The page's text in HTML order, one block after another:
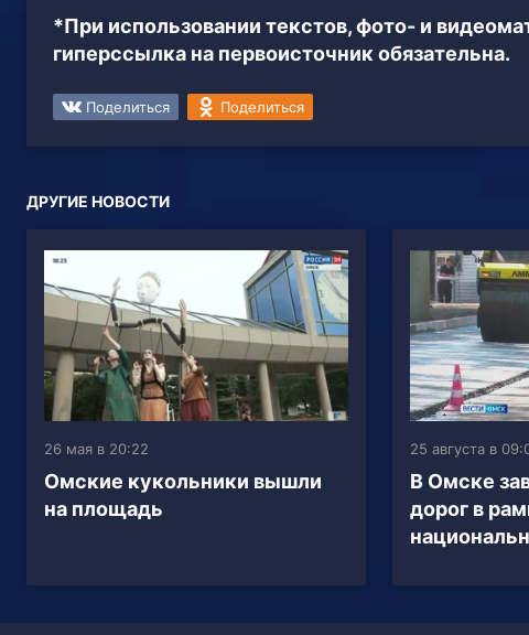
*При использовании текстов, фото- и
гиперссылка на первоисточник обязательна.
Поделиться Поделиться
ДРУГИЕ НОВОСТИ
26 мая в 20:22
Омские кукольники вышли
на площадь
25 августа в
В Омске
дорог в